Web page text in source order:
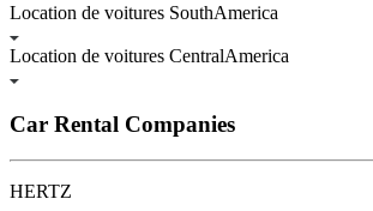
Location de voitures SouthAmerica
Location de voitures CentralAmerica
Car Rental Companies
HERTZ